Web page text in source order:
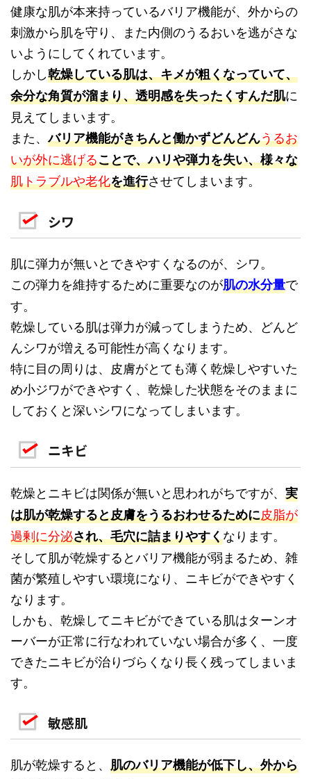
健康な肌が本来持っているバリア機能が、外からの
刺激から肌を守り、また内側のうるおいを逃がさな
いようにしてくれています。
しかし乾燥している肌は、キメが粗くなっていて、
余分な角質が溜まり、透明感を失ったくすんだ肌に
見えてしまいます。
また、バリア機能がきちんと働かずどんどんうるお
いが外に逃げることで、ハリや弾力を失い、様々な
肌トラブルや老化を進行させてしまいます。
シワ
肌に弾力が無いとできやすくなるのが、シワ。
この弾力を維持するために重要なのが肌の水分量で
す。
乾燥している肌は弾力が減ってしまうため、どんど
んシワが増える可能性が高くなります。
特に目の周りは、皮膚がとても薄く乾燥しやすいた
め小ジワができやすく、乾燥した状態をそのままに
しておくと深いシワになってしまいます。
ニキビ
乾燥とニキビは関係が無いと思われがちですが、 実
は肌が乾燥すると皮膚をうるおわせるために皮脂が
過剰に分泌され、毛穴に詰まりやすくなります。
そして肌が乾燥するとバリア機能が弱まるため、雑
菌が繁殖しやすい環境になり、ニキビができやすく
なります。
しかも、乾燥してニキビができている肌はターンオ
ーバーが正常に行なわれていない場合が多く、一度
できたニキビが治りづらくなり長く残ってしまいま
す。
敏感肌
肌が乾燥すると、 肌のバリア機能が低下し、外から